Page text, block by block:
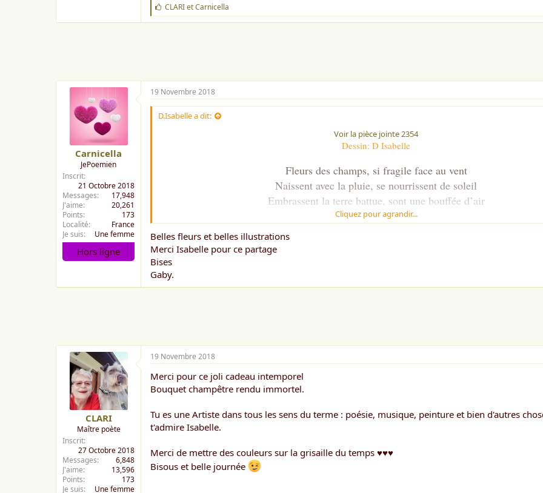
J
'
a
CLARIetCarnicella
Carnicella
JePoemien
Inscrit
21 Octobre 2018
Messages
17,948
J'aime
20,261
Points
173
Localité
France
Je suis
Une femme
Hors ligne
19 Novembre 2018
D.Isabelle a dit:
Voir la pièce jointe 2354
Dessin: D Isabelle
Fleurs des champs, si fragile face au vent
Naissent avec la pluie, se nourrissent de soleil
Embrassent la terre battue, sont une bouffée d’air
Aux couleurs ardentes, vue du ciel, vue du ciel
Nature parfaite et divine, qui rafraîchit l’esprit
Adorable et éclatante, votre parfum est poésie
Il vous dépose sobrement au creux de l’oreille
La joie est dans mon cœur à vous dessiner sur fond blanc
Je suis au village de mon enfance à cueillir délicatement
Un bouquet de boutons d’or dans le jardin de ma voisine
Cliquez pour agrandir...
Belles fleurs et belles illustrations
Merci Isabelle pour ce partage
Bises
Gaby.
CLARI
Maître poète
Inscrit
27 Octobre 2018
Messages
6,848
J'aime
13,596
Points
173
Je suis
Une femme
19 Novembre 2018
Merci pour ce joli cadeau intemporel
Bouquet champêtre rendu immortel.
Tu es une Artiste dans tous les sens du terme : poésie, musique, peinture et bien d'autres
t'admire Isabelle.
Merci de mettre des couleurs sur la grisaille du temps ♥♥♥
Bisous et belle journée